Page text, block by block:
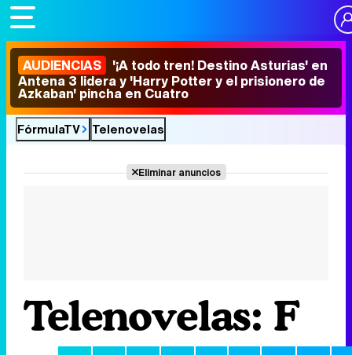
AUDIENCIAS '¡A todo tren! Destino Asturias' en
Antena 3 lidera y 'Harry Potter y el prisionero de
Azkaban' pincha en Cuatro
FórmulaTV Telenovelas
Eliminar anuncios
Telenovelas: F